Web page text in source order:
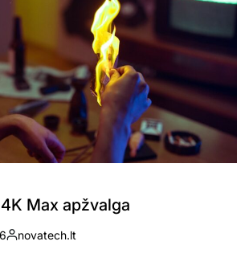
Max apžvalga
Posted
novatech.lt